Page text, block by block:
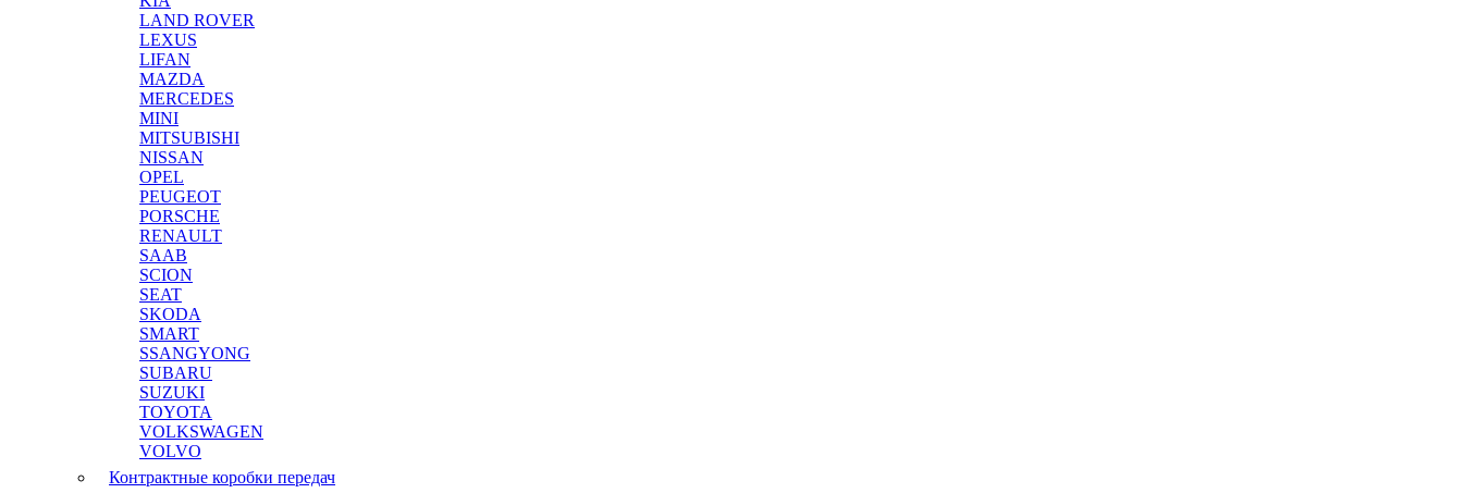
LAND ROVER
LEXUS
LIFAN
MAZDA
MERCEDES
MINI
MITSUBISHI
NISSAN
OPEL
PEUGEOT
PORSCHE
RENAULT
SAAB
SCION
SEAT
SKODA
SMART
SSANGYONG
SUBARU
SUZUKI
TOYOTA
VOLKSWAGEN
VOLVO
Контрактные коробки передач